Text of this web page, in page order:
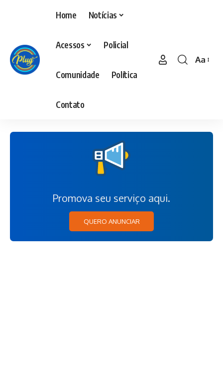
Home Notícias
Acessos Policial
Comunidade Política
Contato
Aa
Promova seu serviço aqui.
QUERO ANUNCIAR